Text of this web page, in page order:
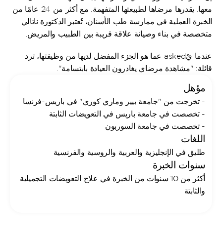
مؤهل
- تخرجت من "جامعة بيير وماري كوري" في باريس-فرنسا
- تخصصت في جامعة باريس في التعويضات الثابتة
- تخصصت في جامعة السوربون
اللغات
طليق في الإنجليزية والعربية والروسية والفرنسية
سنوات الخبرة
والثابتة
متخصصة في بناء وصيانة علاقة قريبة بين الطبيب والمريض.
قائلة: "مشاهدة مرضاي يغادرون العيادة بابتسامة".